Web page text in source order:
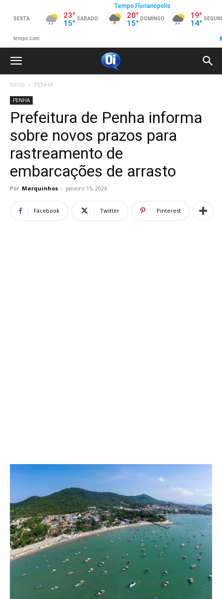
Início PENHA
PENHA
Prefeitura de Penha informa
sobre novos prazos para
rastreamento de
embarcações de arrasto
Por Marquinhos - janeiro 15, 2026
Facebook Twitter Pinterest